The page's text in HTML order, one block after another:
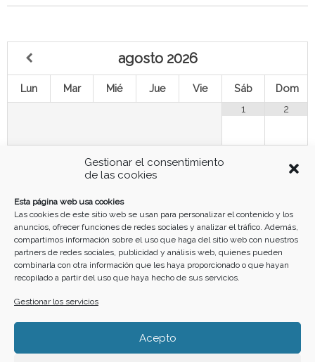
Gestionar el consentimiento
de las cookies
Esta página web usa cookies
Las cookies de este sitio web se usan para personalizar el contenido y los
anuncios, ofrecer funciones de redes sociales y analizar el tráfico. Además,
compartimos información sobre el uso que haga del sitio web con nuestros
partners de redes sociales, publicidad y análisis web, quienes pueden
combinarla con otra información que les haya proporcionado o que hayan
recopilado a partir del uso que haya hecho de sus servicios.
Gestionar los servicios
Acepto
agosto 2026
Lun Mar Mié Jue Vie Sáb
Dom
1
2
10
17 18 19 20 21 22 23
24 25 26 27 28 29
31